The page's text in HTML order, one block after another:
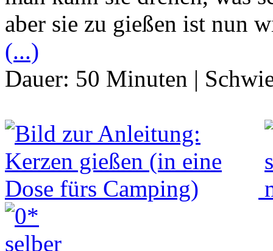
aber sie zu gießen ist nun
(...)
Dauer: 50 Minuten |